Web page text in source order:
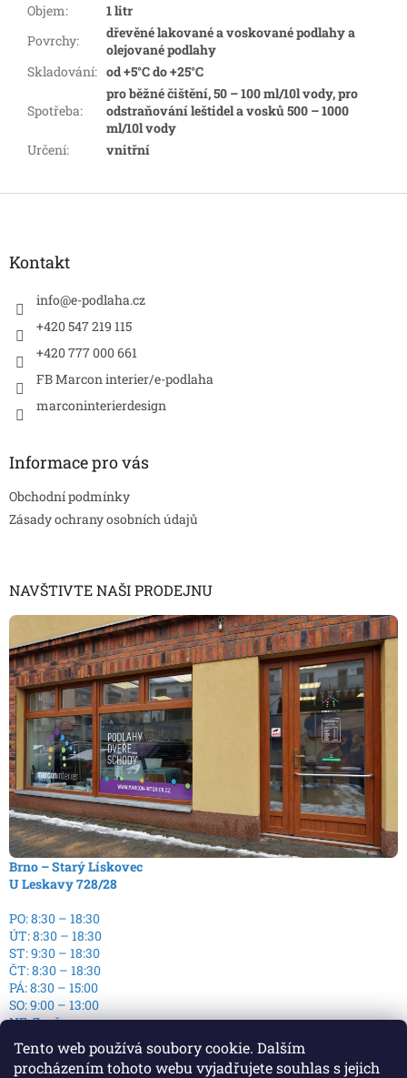
Tento web používá soubory cookie. Dalším
procházením tohoto webu vyjadřujete souhlas s jejich
Objem:
1 litr
Povrchy:
dřevěné lakované a voskované podlahy a
olejované podlahy
Skladování: od +5°C do +25°C
Spotřeba:
pro běžné čištění, 50 – 100 ml/10l vody, pro
odstraňování leštidel a vosků 500 – 1000
ml/10l vody
Určení: vnitřní
Z
Kontakt
info@e-podlaha.cz
+420 547 219 115
+420 777 000 661
FB Marcon interier/e-podlaha
marconinterierdesign
Informace pro vás
Obchodní podmínky
Zásady ochrany osobních údajů
NAVŠTIVTE NAŠI PRODEJNU
Brno – Starý Lískovec
U Leskavy 728/28
PO: 8:30 – 18:30
ÚT: 8:30 – 18:30
ST: 9:30 – 18:30
ČT: 8:30 – 18:30
PÁ: 8:30 – 15:00
SO: 9:00 – 13:00
NE: Zavřeno